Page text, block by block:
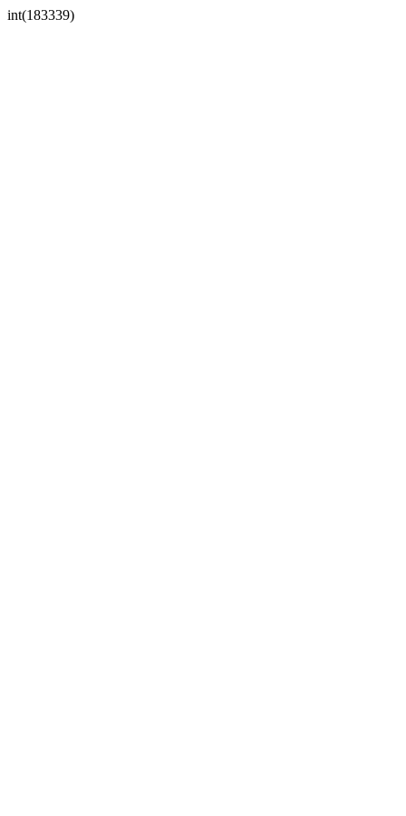
int(183339)